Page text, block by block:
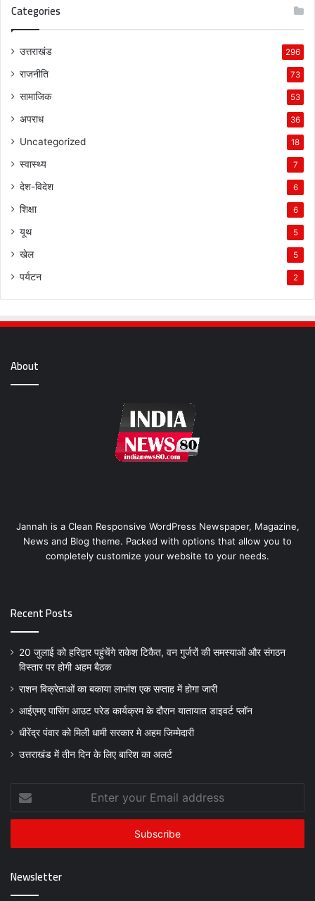
Categories
उत्तराखंड 296
राजनीति 73
सामाजिक 53
अपराध 36
Uncategorized 18
स्वास्थ्य 7
देश-विदेश 6
शिक्षा 6
यूथ 5
खेल 5
पर्यटन 2
About
Jannah is a Clean Responsive WordPress Newspaper, Magazine,
News and Blog theme. Packed with options that allow you to
completely customize your website to your needs.
Recent Posts
20 जुलाई को हरिद्वार पहुंचेंगे राकेश टिकैत, वन गुर्जरों की समस्याओं और संगठन
विस्तार पर होगी अहम बैठक
राशन विक्रेताओं का बकाया लाभांश एक सप्ताह में होगा जारी
आईएमए पासिंग आउट परेड कार्यक्रम के दौरान यातायात डाइवर्ट प्लॉन
धीरेंद्र पंवार को मिली धामी सरकार मे अहम जिम्मेदारी
उत्तराखंड में तीन दिन के लिए बारिश का अलर्ट
your
Email
Newsletter